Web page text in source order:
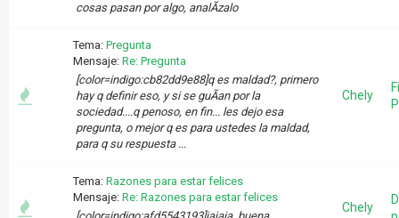
cosas pasan por algo, analÃ­zalo
Tema: Pregunta
Mensaje: Re: Pregunta
[color=indigo:cb82dd9e88]q es maldad?, primero
hay q definir eso, y si se guÃ­an por la
sociedad....q penoso, en fin... les dejo esa
pregunta, o mejor q es para ustedes la maldad,
para q su respuesta ...
Chely
Tema: Razones para estar felices
Mensaje: Re: Razones para estar felices
Chely